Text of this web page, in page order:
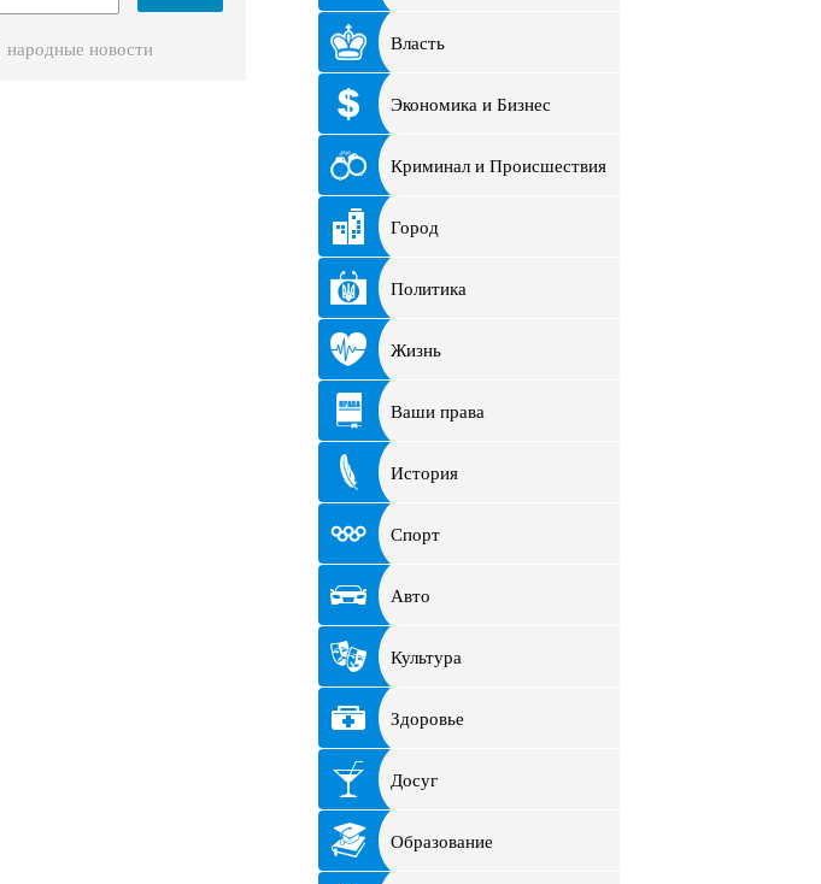
народные новости Власть
Экономика и Бизнес
Криминал и Происшествия
Город
Политика
Жизнь
Ваши права
История
Спорт
Авто
Культура
Здоровье
Досуг
Образование